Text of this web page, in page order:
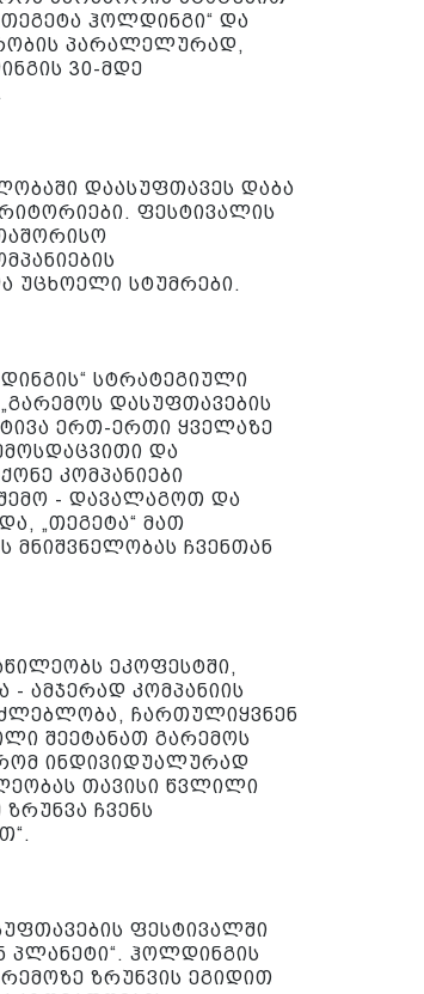
ჰოლდინგი“ და
პარალელურად,
30-მდე
დაასუფთავეს დაბა
ფესტივალის
უცხოელი სტუმრები.
სტრატეგიული
დასუფთავების
ერთ-ერთი ყველაზე
და
კომპანიები
- დავალაგოთ და
„თეგეტა“ მათ
მნიშვნელობას ჩვენთან
ეკოფესტში,
ამჯერად კომპანიის
ჩართულიყვნენ
შეეტანათ გარემოს
რომ ინდივიდუალურად
თავისი წვლილი
ჩვენს
ფესტივალში
პლანეტი“. ჰოლდინგის
ზრუნვის ეგიდით